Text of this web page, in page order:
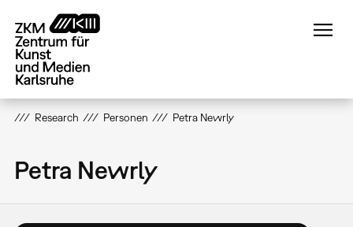
zum
Inhalt
Research Personen Petra Newrly
Petra Newrly